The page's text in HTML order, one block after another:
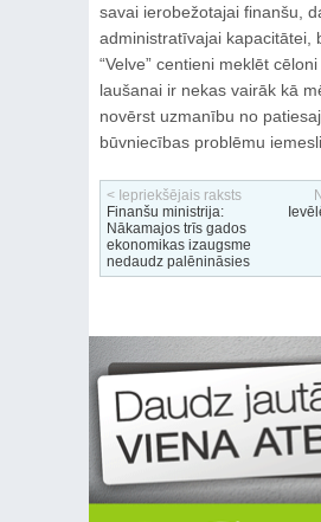
savai ierobežotajai finanšu,
administratīvajai kapacitātei,
“Velve” centieni meklēt
laušanai ir nekas vairāk kā
novērst uzmanību no
būvniecības problēmu
< Iepriekšējais raksts
Finanšu ministrija:
Nākamajos trīs gados
ekonomikas izaugsme
nedaudz palēnināsies